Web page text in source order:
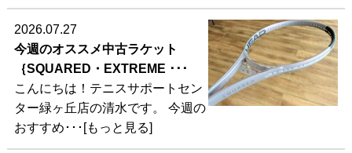
2026.07.27
今週のオススメ中古ラケット
｛SQUARED・EXTREME ･･･
こんにちは！テニスサポートセン
ター緑ヶ丘店の清水です。 今週の
おすすめ･･･[もっと見る]